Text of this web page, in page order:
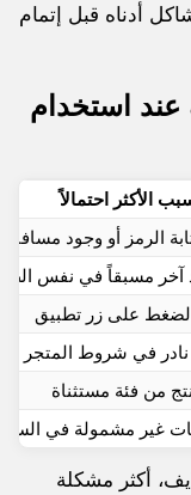
أدناه قبل إتمام
عند استخدام
الأكثر احتمالاً
الرمز أو وجود
آخر مسبقاً في نفس
على زر تطبيق
في شروط المتجر
من فئة مستثناة
غير مشمولة في السلة
أكثر مشكلة